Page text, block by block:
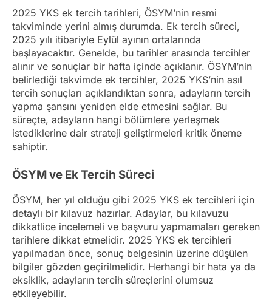
2025 YKS ek tercih tarihleri, ÖSYM’nin resmi
takviminde yerini almış durumda. Ek tercih süreci,
2025 yılı itibariyle Eylül ayının ortalarında
başlayacaktır. Genelde, bu tarihler arasında tercihler
alınır ve sonuçlar bir hafta içinde açıklanır. ÖSYM’nin
belirlediği takvimde ek tercihler, 2025 YKS’nin asıl
tercih sonuçları açıklandıktan sonra, adayların tercih
yapma şansını yeniden elde etmesini sağlar. Bu
süreçte, adayların hangi bölümlere yerleşmek
istediklerine dair strateji geliştirmeleri kritik öneme
sahiptir.
ÖSYM ve Ek Tercih Süreci
ÖSYM, her yıl olduğu gibi 2025 YKS ek tercihleri için
detaylı bir kılavuz hazırlar. Adaylar, bu kılavuzu
dikkatlice incelemeli ve başvuru yapmamaları gereken
tarihlere dikkat etmelidir. 2025 YKS ek tercihleri
yapılmadan önce, sonuç belgesinin üzerine düşülen
bilgiler gözden geçirilmelidir. Herhangi bir hata ya da
eksiklik, adayların tercih süreçlerini olumsuz
etkileyebilir.